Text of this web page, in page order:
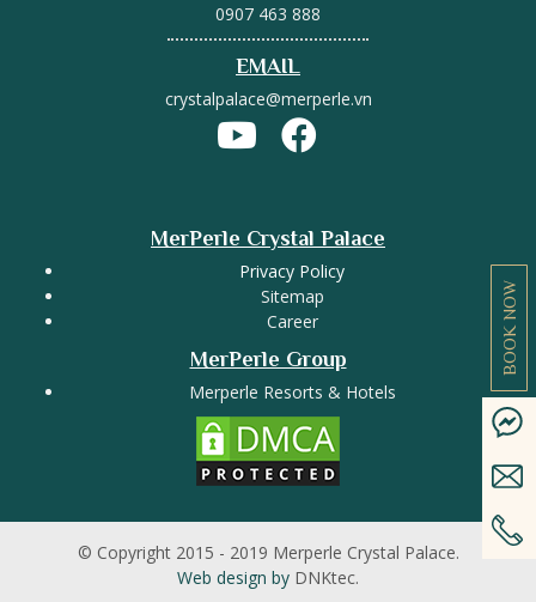
0907 463 888
EMAIL
crystalpalace@merperle.vn
MerPerle Crystal Palace
Privacy Policy
Sitemap
Career
MerPerle Group
Merperle Resorts & Hotels
© Copyright 2015 - 2019 Merperle Crystal Palace.
Web design by DNKtec.
BOOK NOW